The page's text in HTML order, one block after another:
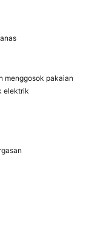
menggosok pakaian
elektrik